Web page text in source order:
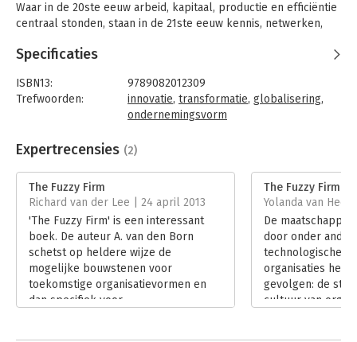
Waar in de 20ste eeuw arbeid, kapitaal, productie en efficiëntie
centraal stonden, staan in de 21ste eeuw kennis, netwerken,
In dit boek wordt de transformatie van ouderwetse
lijnorganisatie naar fluïde netwerk in detail beschreven. Niets
blijft hetzelfde in deze transformatie. De projectorganisatie
wordt de norm. Grote bedrijven vallen uiteen in innovatieve
arbeidsrelaties ontstaan waarin innovatiekracht belangrijker is
dan organisatieloyaliteit. In dit transformatieproces wordt de
grens van de organisatie steeds waziger; de fuzzy firm is
geboren.
Dit boek geeft een grondige top-down analyse van
kennisorganisaties gebaseerd op de laatste wetenschappelijke
inzichten. Het is daarom een must-read voor iedereen die
benieuwd is hoe de organisatie van morgen eruit ziet.
Specificaties
ISBN13:
9789082012309
Trefwoorden:
innovatie, transformatie, globalisering,
ondernemingsvorm
Bindwijze:
paperback
Uitgever:
Uitgeverij Born to Grow
Druk:
Verschijningsdatum:
26-2-2013
Hoofdrubriek: Organisatiekunde
Expertrecensies (2)
The Fuzzy Firm
Richard van der Lee | 24 april 2013
'The Fuzzy Firm' is een interessant
boek. De auteur A. van den Born
schetst op heldere wijze de
mogelijke bouwstenen voor
toekomstige organisatievormen en
dan specifiek voor
The Fuzzy Firm
Yolanda van
De maatschappij
door onder
technologische
organisaties
gevolgen: de
cultuur van